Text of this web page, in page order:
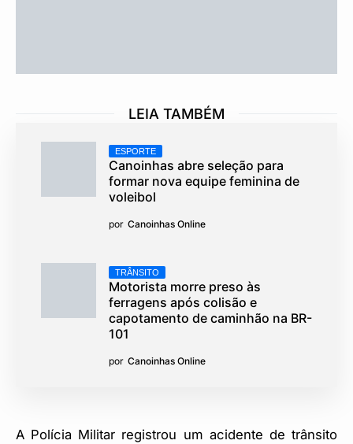
LEIA TAMBÉM
ESPORTE
Canoinhas abre seleção para
formar nova equipe feminina de
voleibol
por Canoinhas Online
TRÂNSITO
Motorista morre preso às
ferragens após colisão e
capotamento de caminhão na BR-
101
por Canoinhas Online
A Polícia Militar registrou um acidente de trânsito